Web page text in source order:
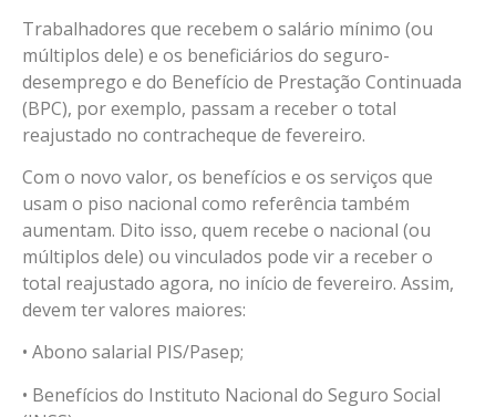
Trabalhadores que recebem o salário mínimo (ou
múltiplos dele) e os beneficiários do seguro-
desemprego e do Benefício de Prestação Continuada
(BPC), por exemplo, passam a receber o total
reajustado no contracheque de fevereiro.
Com o novo valor, os benefícios e os serviços que
usam o piso nacional como referência também
aumentam. Dito isso, quem recebe o nacional (ou
múltiplos dele) ou vinculados pode vir a receber o
total reajustado agora, no início de fevereiro. Assim,
devem ter valores maiores:
• Abono salarial PIS/Pasep;
• Benefícios do Instituto Nacional do Seguro Social